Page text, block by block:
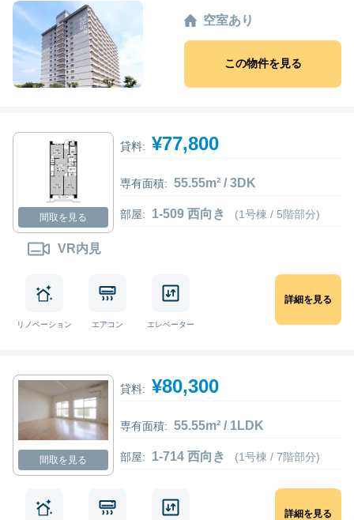
空室あり
この物件を見る
間取を見る
VR内見
貸料: ¥77,800
専有面積: 55.55m² / 3DK
部屋: 1-509 西向き (1号棟 / 5階部分)
リノベーション エアコン エレベーター
詳細を見る
間取を見る
貸料: ¥80,300
専有面積: 55.55m² / 1LDK
部屋: 1-714 西向き (1号棟 / 7階部分)
詳細を見る